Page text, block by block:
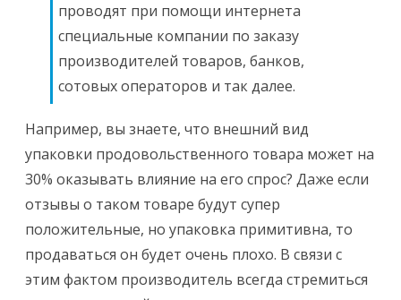
проводят при помощи интернета
специальные компании по заказу
производителей товаров, банков,
сотовых операторов и так далее.
Например, вы знаете, что внешний вид
упаковки продовольственного товара может на
30% оказывать влияние на его спрос? Даже если
отзывы о таком товаре будут супер
положительные, но упаковка примитивна, то
продаваться он будет очень плохо. В связи с
этим фактом производитель всегда стремиться